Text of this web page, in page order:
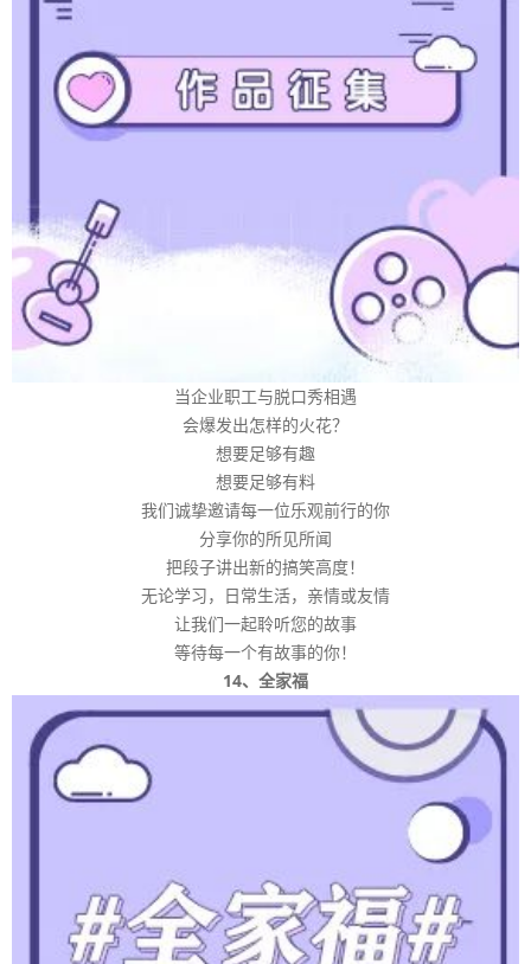
当企业职工与脱口秀相遇
会爆发出怎样的火花？
想要足够有趣
想要足够有料
我们诚挚邀请每一位乐观前行的你
分享你的所见所闻
把段子讲出新的搞笑高度！
无论学习，日常生活，亲情或友情
让我们一起聆听您的故事
等待每一个有故事的你！
14、全家福